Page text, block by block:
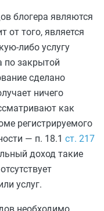
блогера являются
от того, является
либо услугу
по закрытой
сделано
ничего
как
регистрируемого
— п. 18.1 ст. 217
доход такие
услуг.
необходимо